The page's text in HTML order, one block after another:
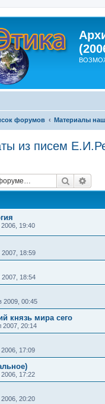
форумов Материалы
из писем
Поиск
2006, 19:40
2007, 18:59
2007, 18:54
2009, 00:45
князь мира сего
2007, 20:14
2006, 17:09
2006, 17:22
2006, 20:20